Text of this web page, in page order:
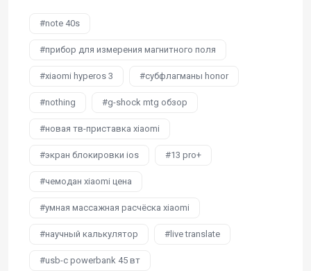
note 40s
прибор для измерения магнитного поля
xiaomi hyperos 3 субфлагманы honor
nothing g-shock mtg обзор
новая тв-приставка xiaomi
экран блокировки ios 13 pro+
чемодан xiaomi цена
умная массажная расчёска xiaomi
научный калькулятор live translate
usb-c powerbank 45 вт